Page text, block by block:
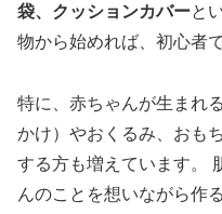
袋、クッションカバーと
物から始めれば、初心者
特に、赤ちゃんが生まれ
かけ）やおくるみ、おも
する方も増えています。
んのことを想いながら作